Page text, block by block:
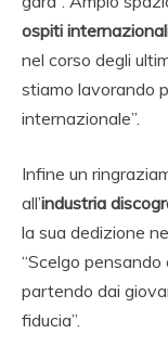
ospiti
nel corso degli
stiamo lavorando
internazionale”.
Infine un
all’industria
la sua dedizione
“Scelgo
partendo dai
fiducia”.